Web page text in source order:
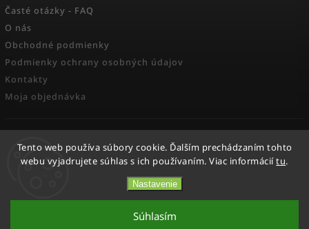
Tento web používa súbory cookie. Ďalším prechádzaním tohto
webu vyjadrujete súhlas s ich používaním. Viac informáciítu.
Nastavenie
Súhlasím
Časté otázky - FAQ
O nás
Obchodné podmienky
Podmienky ochrany osobných údajov
Kontakty
Moja objednávka
FACEBOOK
Copyright 2026Activesport. Všetky práva vyhradené.
Shoptet| Design